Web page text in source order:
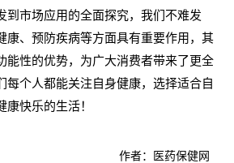
到市场应用的全面探究，我们不难发
康、预防疾病等方面具有重要作用，其
能性的优势，为广大消费者带来了更全
每个人都能关注自身健康，选择适合自
快乐的生活！
作者：医药保健网